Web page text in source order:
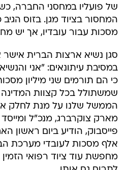
של פועליו במחסני החברה,
המחסור בציוד מגן. בזוס הגיב
מסכות עבור עובדיו, אך יש
סגן נשיא ארצות הברית
במסיבת עיתונאים: "אני
כי הם תורמים שני מיליון
שמשתולל בכל קצוות המדינה
הממשל שלנו על מנת לחלק
מארק צוקרברג, מנכ"ל
אלף מסכות לעובדי מערכת
מחפשת עוד ציוד רפואי